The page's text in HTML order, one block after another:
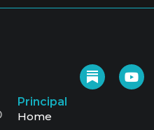
Principal
Home